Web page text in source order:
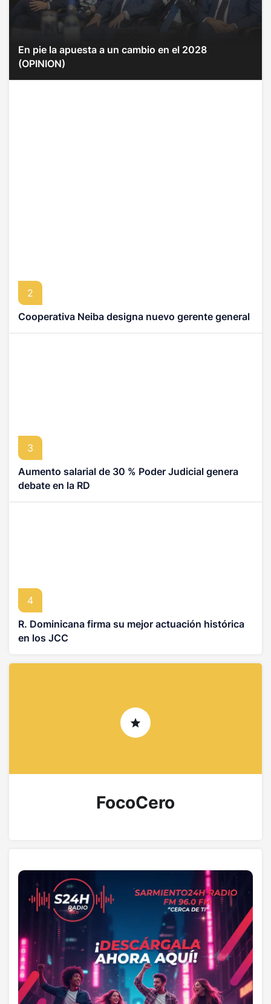
En pie la apuesta a un cambio en el 2028
(OPINION)
2
Cooperativa Neiba designa nuevo gerente general
3
Aumento salarial de 30 % Poder Judicial genera
debate en la RD
4
R. Dominicana firma su mejor actuación histórica
en los JCC
FocoCero